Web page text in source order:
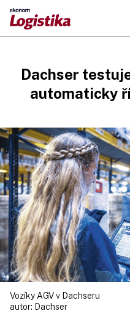
Dachser
automaticky
Vozíky AGV v Dachseru
autor: Dachser